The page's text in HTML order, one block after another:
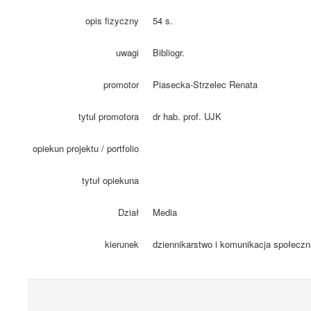
opis fizyczny 54 s.
uwagi Bibliogr.
promotor Piasecka-Strzelec Renata
tytul promotora dr hab. prof. UJK
opiekun projektu / portfolio
tytuł opiekuna
Dział Media
kierunek dziennikarstwo i komunikacja